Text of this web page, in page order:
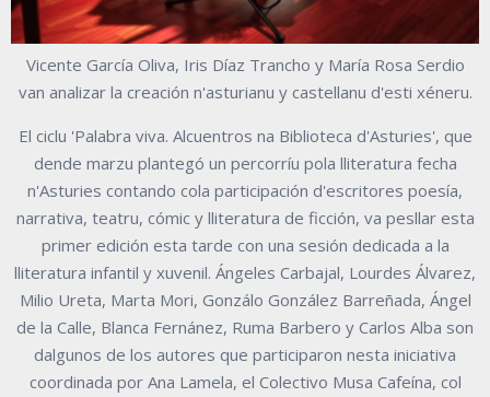
Vicente García Oliva, Iris Díaz Trancho y María Rosa Serdio
van analizar la creación n'asturianu y castellanu d'esti xéneru.
El ciclu 'Palabra viva. Alcuentros na Biblioteca d'Asturies', que
dende marzu plantegó un percorríu pola lliteratura fecha
n'Asturies contando cola participación d'escritores poesía,
narrativa, teatru, cómic y lliteratura de ficción, va pesllar esta
primer edición esta tarde con una sesión dedicada a la
lliteratura infantil y xuvenil. Ángeles Carbajal, Lourdes Álvarez,
Milio Ureta, Marta Mori, Gonzálo González Barreñada, Ángel
de la Calle, Blanca Fernánez, Ruma Barbero y Carlos Alba son
dalgunos de los autores que participaron nesta iniciativa
coordinada por Ana Lamela, el Colectivo Musa Cafeína, col